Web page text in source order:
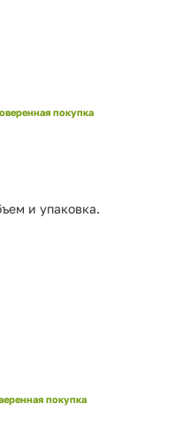
покупка
и упаковка.
покупка